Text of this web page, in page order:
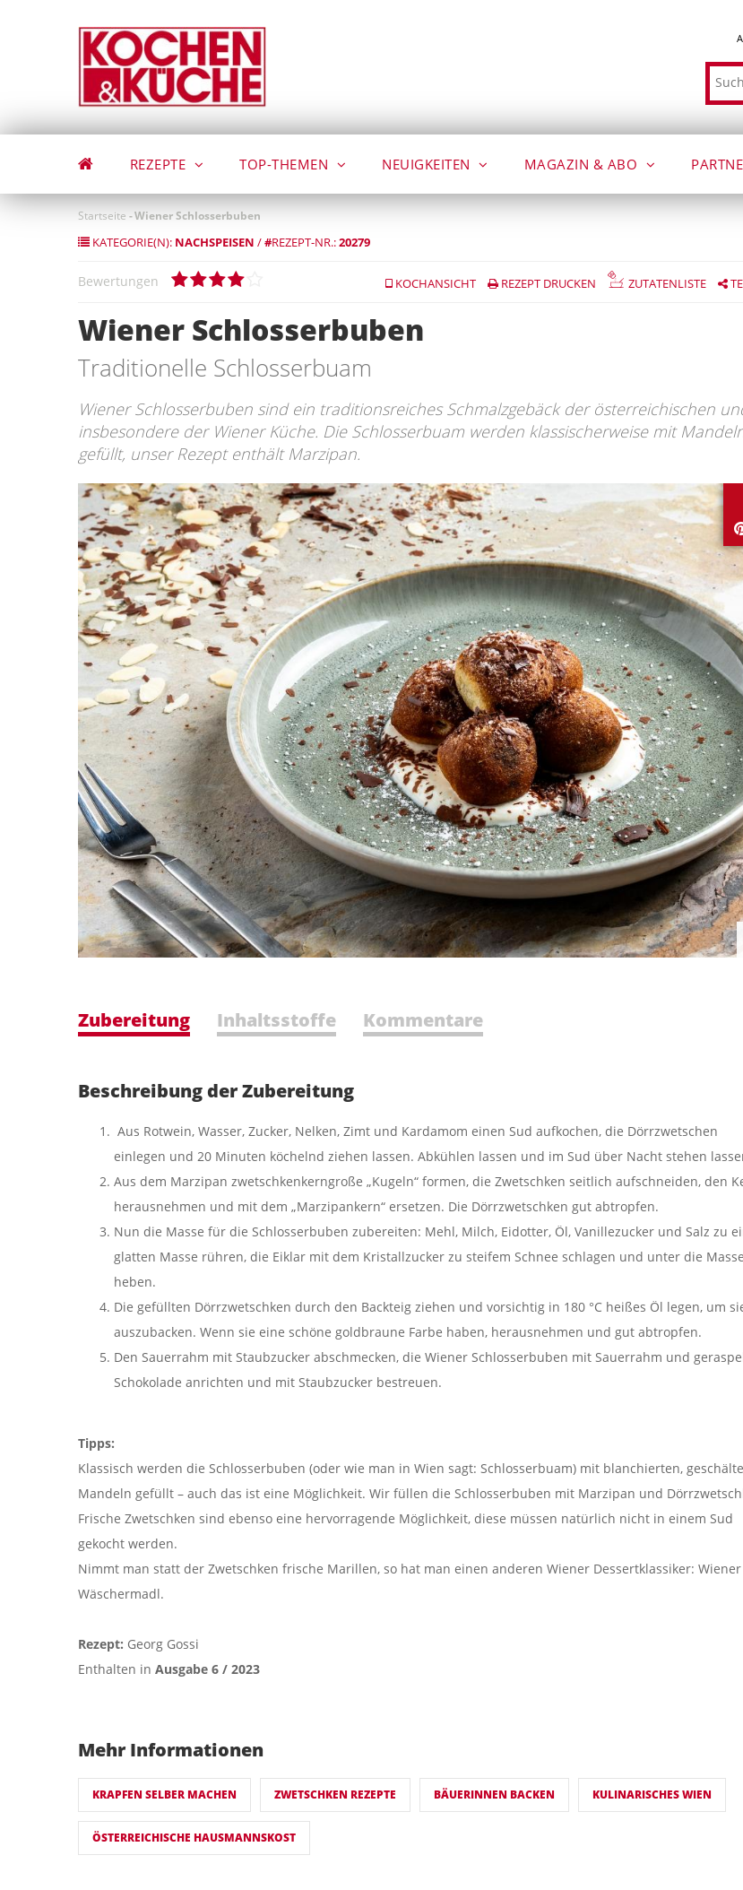
REZEPTE TOP-THEMEN NEUIGKEITEN MAGAZIN & ABO
Startseite -Wiener Schlosserbuben
KATEGORIE(N): NACHSPEISEN /#REZEPT-NR.:20279
Bewertungen KOCHANSICHT REZEPT DRUCKEN ZUTATENLISTE
Wiener Schlosserbuben
Traditionelle Schlosserbuam
Wiener Schlosserbuben sind ein traditionsreiches Schmalzgebäck der österreichischen
insbesondere der Wiener Küche. Die Schlosserbuam werden klassischerweise mit
gefüllt, unser Rezept enthält Marzipan.
Zubereitung Inhaltsstoffe Kommentare
Beschreibung der Zubereitung
Aus Rotwein, Wasser, Zucker, Nelken, Zimt und Kardamom einen Sud aufkochen, die Dörrzwetschen
einlegen und 20 Minuten köchelnd ziehen lassen. Abkühlen lassen und im Sud über Nacht stehen
Aus dem Marzipan zwetschkenkerngroße „Kugeln“ formen, die Zwetschken seitlich aufschneiden, den
herausnehmen und mit dem „Marzipankern“ ersetzen. Die Dörrzwetschken gut abtropfen.
Nun die Masse für die Schlosserbuben zubereiten: Mehl, Milch, Eidotter, Öl, Vanillezucker und Salz zu
glatten Masse rühren, die Eiklar mit dem Kristallzucker zu steifem Schnee schlagen und unter die Masse
heben.
Die gefüllten Dörrzwetschken durch den Backteig ziehen und vorsichtig in 180 °C heißes Öl legen, um
auszubacken. Wenn sie eine schöne goldbraune Farbe haben, herausnehmen und gut abtropfen.
Den Sauerrahm mit Staubzucker abschmecken, die Wiener Schlosserbuben mit Sauerrahm und
Schokolade anrichten und mit Staubzucker bestreuen.
Tipps:
Klassisch werden die Schlosserbuben (oder wie man in Wien sagt: Schlosserbuam) mit blanchierten,
Mandeln gefüllt – auch das ist eine Möglichkeit. Wir füllen die Schlosserbuben mit Marzipan und
Frische Zwetschken sind ebenso eine hervorragende Möglichkeit, diese müssen natürlich nicht in einem Sud
gekocht werden.
Nimmt man statt der Zwetschken frische Marillen, so hat man einen anderen Wiener Dessertklassiker: Wiener
Wäschermadl.
Rezept: Georg Gossi
Enthalten in Ausgabe 6 / 2023
Mehr Informationen
KRAPFEN SELBER MACHEN ZWETSCHKEN REZEPTE BÄUERINNEN BACKEN KULINARISCHES WIEN
ÖSTERREICHISCHE HAUSMANNSKOST